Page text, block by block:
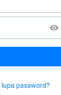
lupa password?